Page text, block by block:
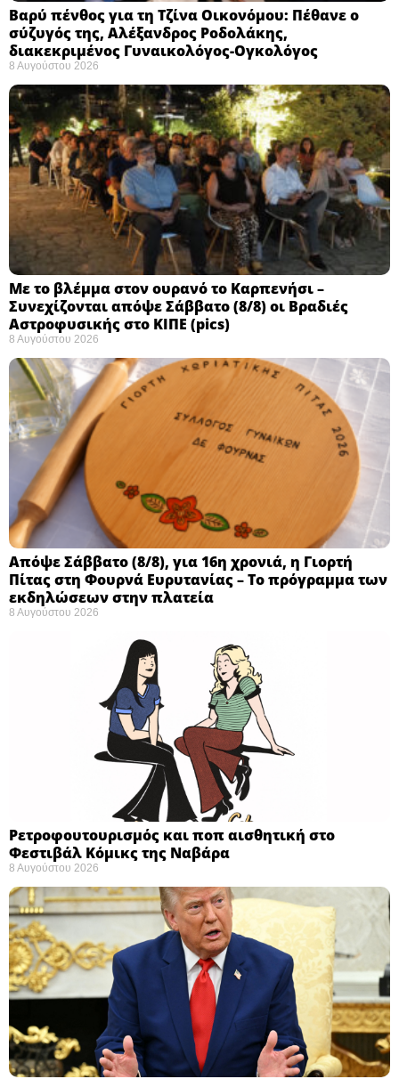
Βαρύ πένθος για τη Τζίνα Οικονόμου: Πέθανε ο
σύζυγός της, Αλέξανδρος Ροδολάκης,
διακεκριμένος Γυναικολόγος-Ογκολόγος
8 Αυγούστου 2026
Με το βλέμμα στον ουρανό το Καρπενήσι –
Συνεχίζονται απόψε Σάββατο (8/8) οι Βραδιές
Αστροφυσικής στο ΚΙΠΕ (pics)
8 Αυγούστου 2026
Απόψε Σάββατο (8/8), για 16η χρονιά, η Γιορτή
Πίτας στη Φουρνά Ευρυτανίας – Το πρόγραμμα των
εκδηλώσεων στην πλατεία
8 Αυγούστου 2026
Ρετροφουτουρισμός και ποπ αισθητική στο
Φεστιβάλ Κόμικς της Ναβάρα ​
8 Αυγούστου 2026